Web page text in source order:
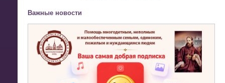
Важные новости